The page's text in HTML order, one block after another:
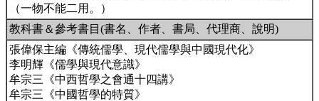
（一物不能二用。）
教科書＆參考書目(書名、作者、書局、代理商、說明)
張偉保主編《傳統儒學、現代儒學與中國現代化》
李明輝《儒學與現代意識》
牟宗三《中西哲學之會通十四講》
牟宗三《中國哲學的特質》